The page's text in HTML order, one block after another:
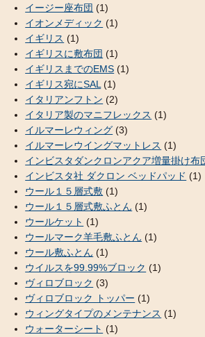
イージー座布団 (1)
イオンメディック (1)
イギリス (1)
イギリスに敷布団 (1)
イギリスまでのEMS (1)
イギリス宛にSAL (1)
イタリアンフトン (2)
イタリア製のマニフレックス (1)
イルマーレウィング (3)
イルマーレウイングマットレス (1)
インビスタダンクロンアクア増量掛け布
インビスタ社 ダクロン ベッドパッド (1)
ウール１５層式敷 (1)
ウール１５層式敷ふとん (1)
ウールケット (1)
ウールマーク羊毛敷ふとん (1)
ウール敷ふとん (1)
ウイルスを99.99%ブロック (1)
ヴィロブロック (3)
ヴィロブロック トッパー (1)
ウィングタイプのメンテナンス (1)
ウォーターシート (1)